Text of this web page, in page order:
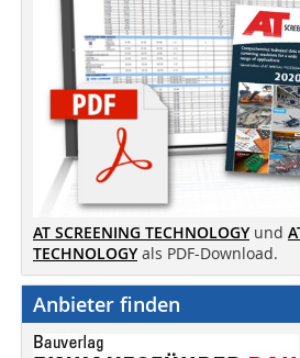
AT SCREENING TECHNOLOGY und
TECHNOLOGY als PDF-Download.
Anbieter finden